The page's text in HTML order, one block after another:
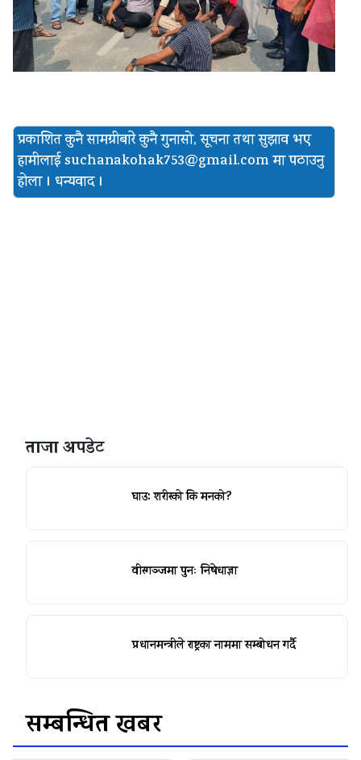
प्रकाशित कुनै सामग्रीबारे कुनै गुनासो, सूचना तथा सुझाव भए
हामीलाईsuchanakohak753@gmail.com मा पठाउनु
होला । धन्यवाद ।
ताजा अपडेट
घाउ: शरीरको कि मनको?
वीरगञ्जमा पुनः निषेधाज्ञा
प्रधानमन्त्रीले राष्ट्रका नाममा सम्बोधन गर्दै
सम्बन्धित खबर